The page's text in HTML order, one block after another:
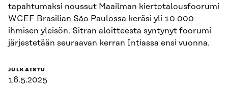
tapahtumaksi noussut Maailman kiertotalousfoorumi
WCEF Brasilian São Paulossa keräsi yli 10 000
ihmisen yleisön. Sitran aloitteesta syntynyt foorumi
järjestetään seuraavan kerran Intiassa ensi vuonna.
JULKAISTU
16.5.2025